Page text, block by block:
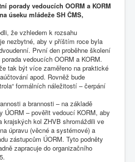
porady vedoucích OORM a KORM
úseku mládeže SH ČMS,
že vzhledem k rozsahu
nezbytné, aby v příštím roce byla
První den proběhne školení
vedoucích OORM a KORM.
tak být více zaměřeno na praktické
apod. Rovněž bude
formálních náležitostí – čerpání
a brannosti – na základě
ÚORM – pověřit vedoucí KORM, aby
krajských kol ZHVB shromáždili ve
úpravu (věcné a systémové) a
zástupcům ÚORM. Tyto podněty
zapracuje do organizačního